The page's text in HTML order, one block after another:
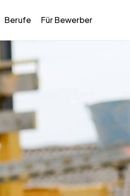
Berufe Für Bewerber